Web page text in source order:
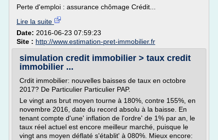
Perte d'emploi : assurance chômage Crédit...
Lire la suite
Date: 2016-06-23 07:59:23
Site : http://www.estimation-pret-immobilier.fr
simulation credit immobilier > taux credit
immobilier ...
Crdit immobilier: nouvelles baisses de taux en octobre
2017? De Particulier Particulier PAP.
Le vingt ans brut moyen tourne à 180%, contre 155%, en
novembre 2016, date du record absolu à la baisse. En
tenant compte d'une' inflation de l'ordre' de 1% par an, le
taux réel actuel est encore meilleur marché, puisque le
vingt ans moyen déflaté s'établit' à 080%. Mieux encore: